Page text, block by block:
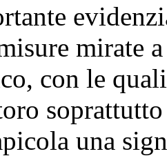
mirate
con le
una